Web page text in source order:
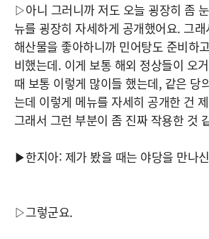
▷아니 그러니까 저도 오늘 굉장히 좀
뉴를 굉장히 자세하게 공개했어요. 그
해산물을 좋아하니까 민어탕도 준비하
비했는데. 이게 보통 해외 정상들이 오
때 보통 이렇게 많이들 했는데, 같은 당
는데 이렇게 메뉴를 자세히 공개한 건
그래서 그런 부분이 좀 진짜 작용한 것
▶한지아: 제가 봤을 때는 야당을 만나
▷그렇군요.